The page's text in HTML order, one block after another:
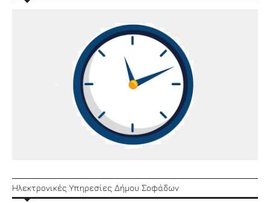
Ηλεκτρονικές Υπηρεσίες Δήμου Σοφάδων